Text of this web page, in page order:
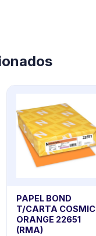
PAPEL BOND
T/CARTA COSMIC
ORANGE 22651
(RMA)